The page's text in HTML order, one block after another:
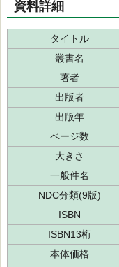
資料詳細
タイトル
叢書名
著者
出版者
出版年
ページ数
大きさ
一般件名
NDC分類(9版)
ISBN
ISBN13桁
本体価格